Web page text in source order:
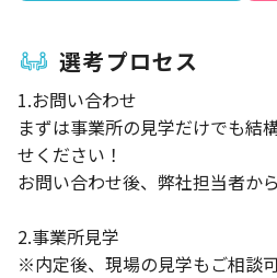
選考プロセス
1.お問い合わせ
まずは事業所の見学だけでも結
せください！
お問い合わせ後、弊社担当者か
2.事業所見学
※内定後、現場の見学もご相談可